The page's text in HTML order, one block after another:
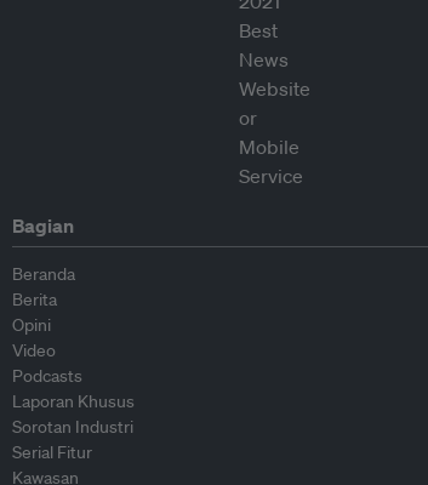
Bagian
Beranda
Berita
Opini
Video
Podcasts
Laporan Khusus
Sorotan Industri
Serial Fitur
Kawasan